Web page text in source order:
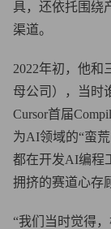
具，还依托围绕
渠道。
2022年初，他和
母公司），当时
Cursor首届
为AI领域的“蛮
都在开发AI编程
拥挤的赛道心存
“我们当时觉得